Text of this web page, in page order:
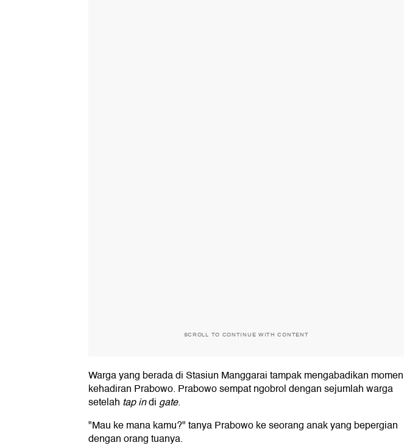
SCROLL TO CONTINUE WITH CONTENT
Warga yang berada di Stasiun Manggarai tampak mengabadikan momen
kehadiran Prabowo. Prabowo sempat ngobrol dengan sejumlah warga
setelah tap indigate.
"Mau ke mana kamu?" tanya Prabowo ke seorang anak yang bepergian
dengan orang tuanya.